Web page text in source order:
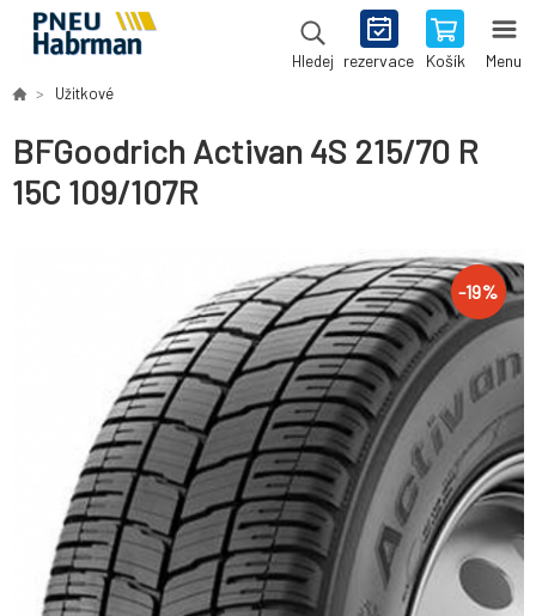
Hledej rezervace Košík Menu
Užitkové
BFGoodrich Activan 4S 215/70 R
15C 109/107R
-19%